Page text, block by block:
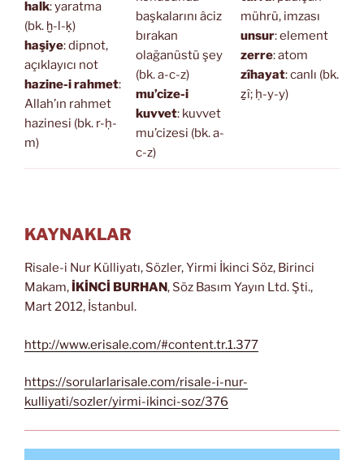
halk: yaratma
(bk. ḫ-l-ḳ)
haşiye: dipnot,
açıklayıcı not
hazine-i rahmet:
Allah’ın rahmet
hazinesi (bk. r-ḥ-
m)
başkalarını âciz
bırakan
olağanüstü şey
(bk. a-c-z)
mu’cize-i
kuvvet: kuvvet
mu’cizesi (bk. a-
c-z)
mührü, imzası
unsur: element
zerre: atom
zîhayat: canlı (bk.
ẕî; ḥ-y-y)
KAYNAKLAR
Risale-i Nur Külliyatı, Sözler, Yirmi İkinci Söz, Birinci
Makam, İKİNCİ BURHAN, Söz Basım Yayın Ltd. Şti.,
Mart 2012, İstanbul.
http://www.erisale.com/#content.tr.1.377
https://sorularlarisale.com/risale-i-nur-
kulliyati/sozler/yirmi-ikinci-soz/376